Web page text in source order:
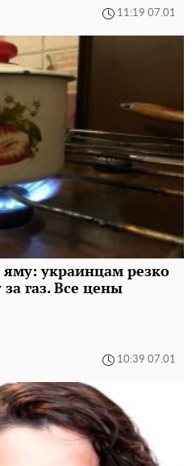
11:19 07.01
яму: украинцам резко
газ. Все цены
10:39 07.01